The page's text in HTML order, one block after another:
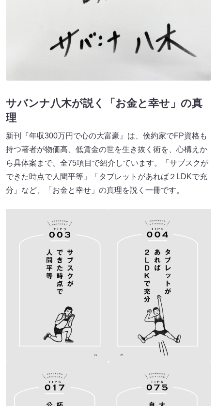
サバンナ八木が説く「お金と幸せ」の真
理
新刊『年収300万円で心の大富豪』は、倹約家でFP資格も
持つ著者が物価高、低賃金の世を生き抜く術を、心構えか
ら具体案まで、全75項目で紹介しています。「サブスクが
できた時点で人間平等」「タブレットがあれば２LDKで充
分」など、「お金と幸せ」の真理を説く一冊です。